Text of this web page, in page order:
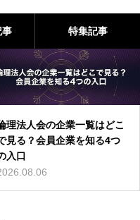
事 特集記事
理法人会の企業一覧はどこ
見る？会員企業を知る4つ
入口